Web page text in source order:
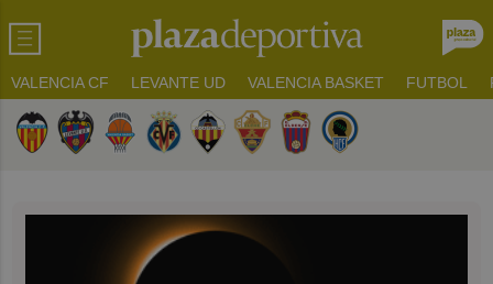
VALENCIA CF LEVANTE UD VALENCIA BASKET FUTBOL